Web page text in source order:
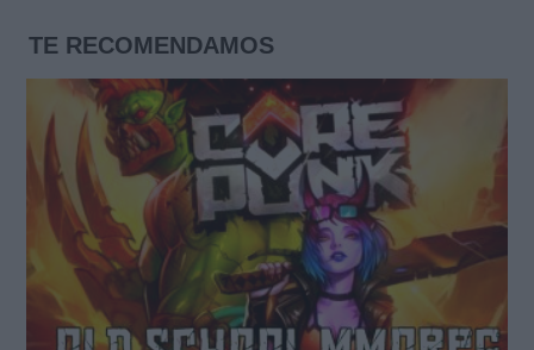
TE RECOMENDAMOS